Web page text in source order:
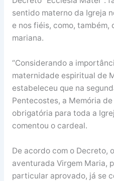
sentido materno da Igreja
e nos fiéis, como, também,
mariana.
“Considerando a
maternidade espiritual de
estabeleceu que na
Pentecostes, a Memória
obrigatória para toda a
comentou o cardeal.
De acordo com o Decreto,
aventurada Virgem Maria,
particular aprovado, já se